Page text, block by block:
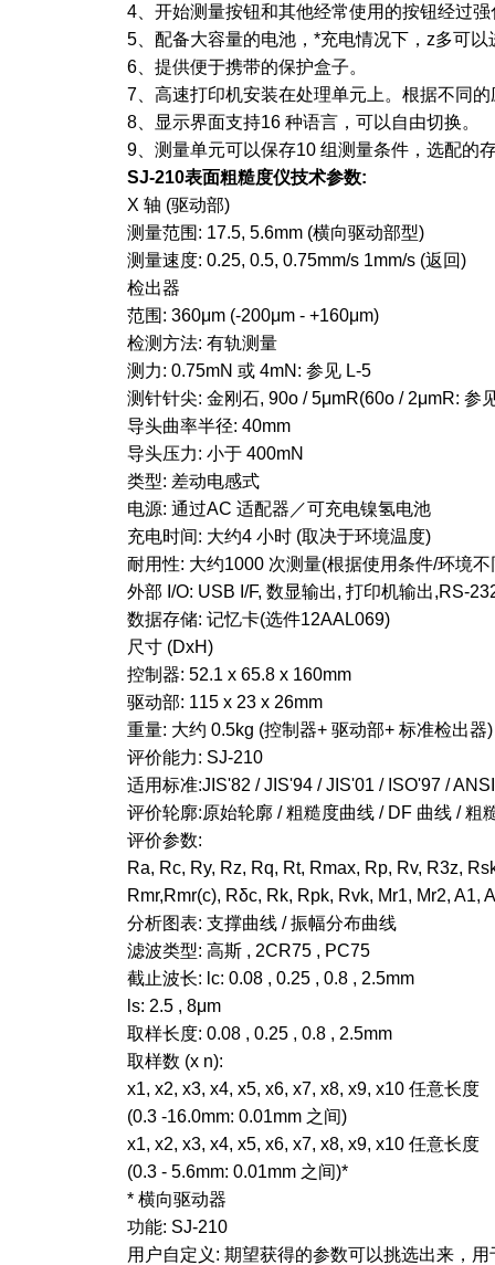
4、开始测量按钮和其他经常使用的按钮经过
5、配备大容量的电池，*充电情况下，z多可
6、提供便于携带的保护盒子。
7、高速打印机安装在处理单元上。根据不同
8、显示界面支持16 种语言，可以自由切换。
9、测量单元可以保存10 组测量条件，选配的
SJ-210表面粗糙度仪技术参数:
X 轴 (驱动部)
测量范围: 17.5, 5.6mm (横向驱动部型)
测量速度: 0.25, 0.5, 0.75mm/s 1mm/s (返回)
检出器
范围: 360μm (-200μm - +160μm)
检测方法: 有轨测量
测力: 0.75mN 或 4mN: 参见 L-5
测针针尖: 金刚石, 90o / 5μmR(60o / 2μmR: 参
导头曲率半径: 40mm
导头压力: 小于 400mN
类型: 差动电感式
电源: 通过AC 适配器／可充电镍氢电池
充电时间: 大约4 小时 (取决于环境温度)
耐用性: 大约1000 次测量(根据使用条件/环境
外部 I/O: USB I/F, 数显输出, 打印机输出,RS-
数据存储: 记忆卡(选件12AAL069)
尺寸 (DxH)
控制器: 52.1 x 65.8 x 160mm
驱动部: 115 x 23 x 26mm
重量: 大约 0.5kg (控制器+ 驱动部+ 标准检出器)
评价能力: SJ-210
适用标准:JIS'82 / JIS'94 / JIS'01 / ISO'97 /
评价轮廓:原始轮廓 / 粗糙度曲线 / DF 曲线 / 粗
评价参数:
Ra, Rc, Ry, Rz, Rq, Rt, Rmax, Rp, Rv, R3z,
Rmr,Rmr(c), Rδc, Rk, Rpk, Rvk, Mr1, Mr2, A1,
分析图表: 支撑曲线 / 振幅分布曲线
滤波类型: 高斯 , 2CR75 , PC75
截止波长: lc: 0.08 , 0.25 , 0.8 , 2.5mm
ls: 2.5 , 8μm
取样长度: 0.08 , 0.25 , 0.8 , 2.5mm
取样数 (x n):
x1, x2, x3, x4, x5, x6, x7, x8, x9, x10 任意长度
(0.3 -16.0mm: 0.01mm 之间)
x1, x2, x3, x4, x5, x6, x7, x8, x9, x10 任意长度
(0.3 - 5.6mm: 0.01mm 之间)*
* 横向驱动器
功能: SJ-210
用户自定义: 期望获得的参数可以挑选出来，